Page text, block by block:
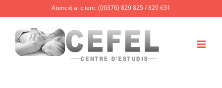
content
Atenció al client: (00376) 829 825 / 829 631